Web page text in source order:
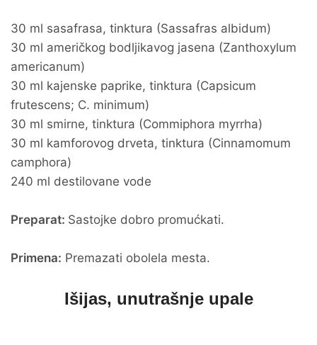
30 ml sasafrasa, tinktura (Sassafras albidum)
30 ml američkog bodljikavog jasena (Zanthoxylum
americanum)
30 ml kajenske paprike, tinktura (Capsicum
frutescens; C. minimum)
30 ml smirne, tinktura (Commiphora myrrha)
30 ml kamforovog drveta, tinktura (Cinnamomum
camphora)
240 ml destilovane vode
Preparat: Sastojke dobro promućkati.
Primena: Premazati obolela mesta.
Išijas, unutrašnje upale